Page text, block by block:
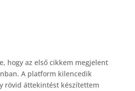
hogy az első cikkem megjelent
A platform kilencedik
rövid áttekintést készítettem